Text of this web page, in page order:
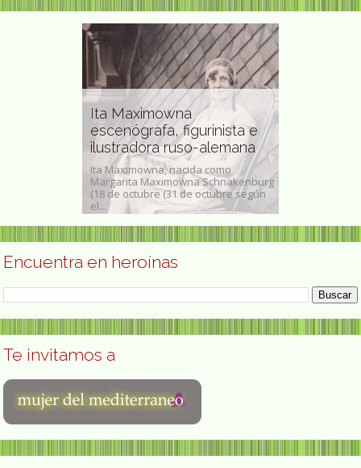
Ita Maximowna
escenógrafa, figurinista e
ilustradora ruso-alemana
Ita Maximowna, nacida como
Margarita Maximowna Schnakenburg
(18 de octubre (31 de octubre según
el...
Encuentra en heroínas
Te invitamos a